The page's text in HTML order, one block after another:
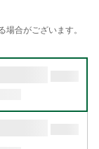
合がございます。